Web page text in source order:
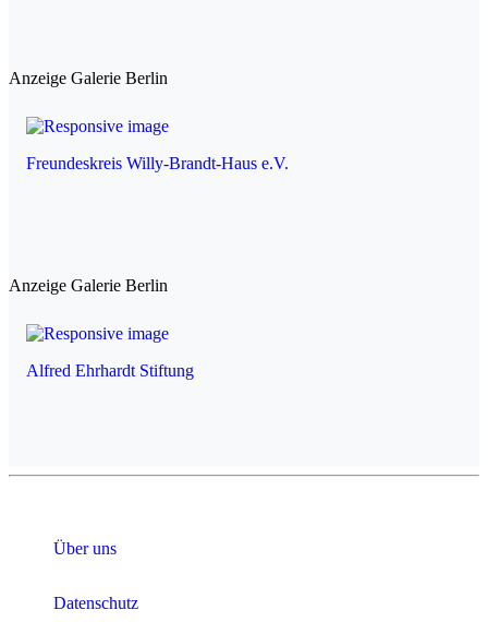
Anzeige Galerie Berlin
Freundeskreis Willy-Brandt-Haus e.V.
Anzeige Galerie Berlin
Alfred Ehrhardt Stiftung
Über uns
Datenschutz